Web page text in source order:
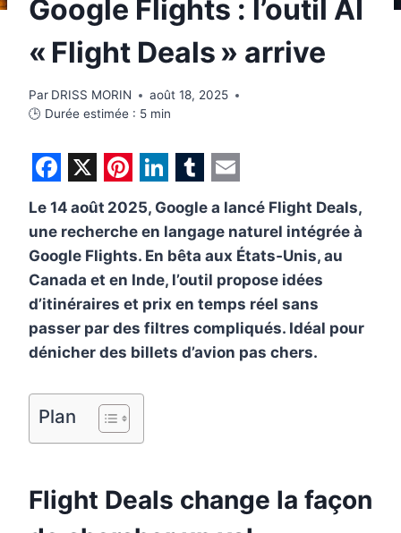
Google Flights : l’outil AI
« Flight Deals » arrive
Par DRISS MORIN
août 18, 2025
🕒 Durée estimée : 5 min
F
a
c
e
b
o
o
k
X
P
i
n
t
e
r
e
s
t
L
i
n
k
e
d
I
n
T
u
m
b
l
r
E
m
a
i
l
Le 14 août 2025, Google a lancé Flight Deals,
une recherche en langage naturel intégrée à
Google Flights. En bêta aux États‑Unis, au
Canada et en Inde, l’outil propose idées
d’itinéraires et prix en temps réel sans
passer par des filtres compliqués. Idéal pour
dénicher des billets d’avion pas chers.
Plan
Flight Deals change la façon